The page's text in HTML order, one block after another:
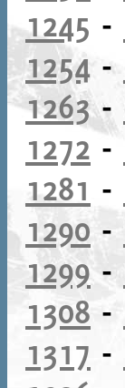
1245 -
1254-
1263-
1272 -
1281 -
1290 -
1299-
1308 -
1317 -